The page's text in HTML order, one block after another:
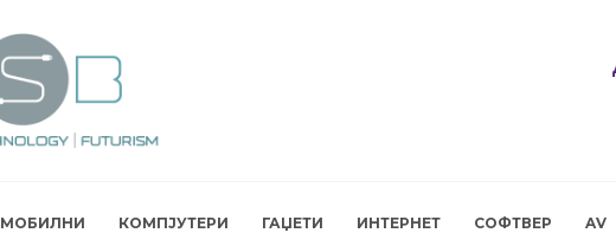
МОБИЛНИ КОМПЈУТЕРИ ГАЏЕТИ ИНТЕРНЕТ СОФТВЕР AV